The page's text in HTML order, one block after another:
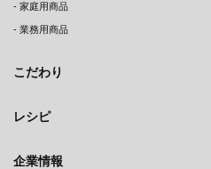
- 家庭用商品
- 業務用商品
こだわり
レシピ
企業情報